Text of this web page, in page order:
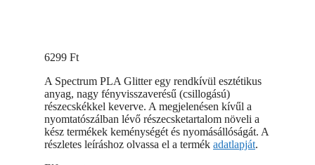
6299 Ft
A Spectrum PLA Glitter egy rendkívül esztétikus
anyag, nagy fényvisszaverésű (csillogású)
részecskékkel keverve. A megjelenésen kívűl a
nyomtatószálban lévő részecsketartalom növeli a
kész termékek keménységét és nyomásállóságát. A
részletes leíráshoz olvassa el a termék adatlapját.